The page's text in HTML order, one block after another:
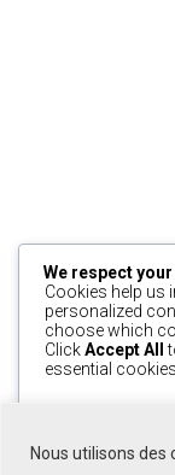
Nous utilisons
We respect
Cookies help us
personalized
choose which
ClickAccept All
essential cookies.